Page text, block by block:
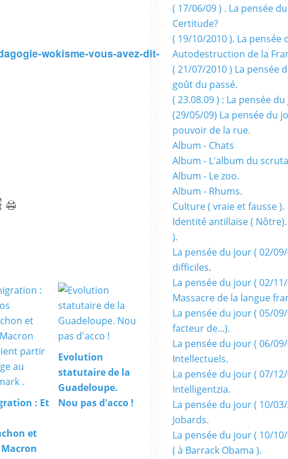
wokisme-vous-avez-dit-
: Et
et
Evolution
statutaire de la
Guadeloupe.
Nou pas d'acco !
( 17/06/09 ) . La pensée
Certitude?
( 19/10/2010 ). La pensée
Autodestruction de la
( 21/07/2010 ) La pensée
goût du passé.
( 23.08.09 ) : La pensée du
(29/05/09) La pensée du
pouvoir de la rue.
Album - Chats
Album - L'album du
Album - Le zoo.
Album - Rhums.
Culture ( vraie et fausse ).
Identité antillaise ( Nôtre).
).
La pensée du jour ( 02/
difficiles.
La pensée du jour ( 02/
Massacre de la langue
La pensée du jour ( 05/
facteur de...).
La pensée du jour ( 06/09/
Intellectuels.
La pensée du jour ( 07/12/
Intelligentzia.
La pensée du jour ( 10/
Jobards.
La pensée du jour ( 10/
( à Barrack Obama ).